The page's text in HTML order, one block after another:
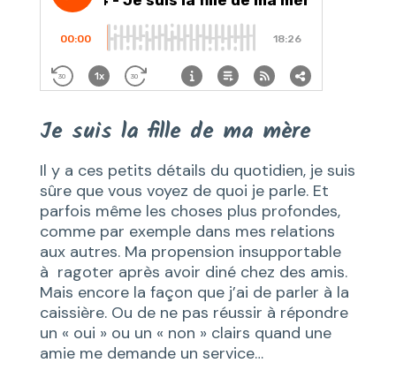
Je suis la fille de ma mère
Il y a ces petits détails du quotidien, je suis
sûre que vous voyez de quoi je parle. Et
parfois même les choses plus profondes,
comme par exemple dans mes relations
aux autres. Ma propension insupportable
à ragoter après avoir diné chez des amis.
Mais encore la façon que j’ai de parler à la
caissière. Ou de ne pas réussir à répondre
un « oui » ou un « non » clairs quand une
amie me demande un service…